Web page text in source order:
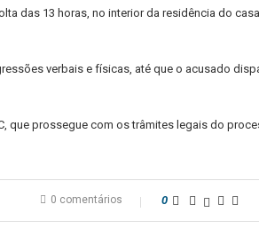
das 13 horas, no interior da residência do
verbais e físicas, até que o acusado
que prossegue com os trâmites legais do
0 comentários 0